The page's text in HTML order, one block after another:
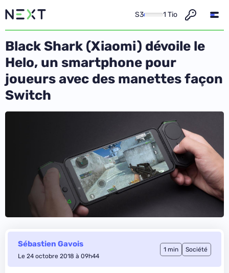
S3 1 Tio
Black Shark (Xiaomi) dévoile le
Helo, un smartphone pour
joueurs avec des manettes façon
Switch
Sébastien Gavois
Le 24 octobre 2018 à 09h44
1 min Société